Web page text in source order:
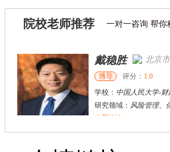
院校老师推荐 一对一咨询 帮你
戴稳胜 北京市
博导 评分： 1.0
学校： 中国人民大学-财
研究领域： 风险管理、保
立即咨询
陈传红 武汉市
硕导